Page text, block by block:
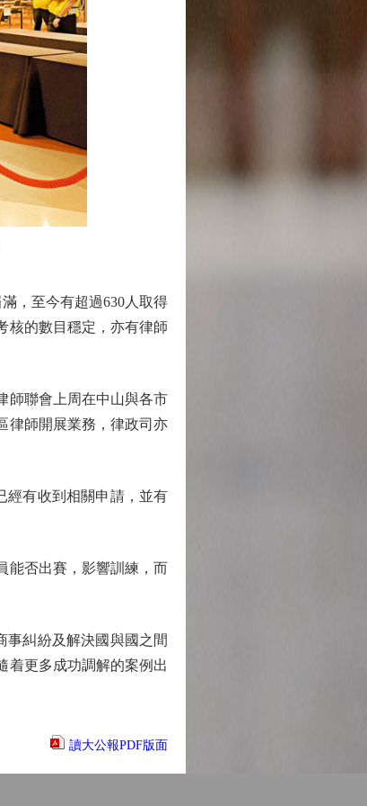
，至今有超過630人取得
核的數目穩定，亦有律師
聯會上周在中山與各市
律師開展業務，律政司亦
有收到相關申請，並有
否出賽，影響訓練，而
糾紛及解決國與國之間
着更多成功調解的案例出
讀大公報PDF版面